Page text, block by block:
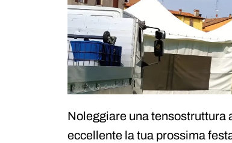
Noleggiare una tensostruttura
eccellente la tua prossima